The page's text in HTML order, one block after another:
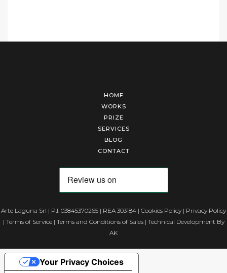
HOME
WORKS
PRIZE
SERVICES
BLOG
CONTACT
Arte Laguna Srl | P.I. 03845370265 | REA 303184 | Cookies Policy | Privacy Policy
| Terms of Service| Terms and Conditions of Sales| Technical Development By
AK
Your Privacy Choices